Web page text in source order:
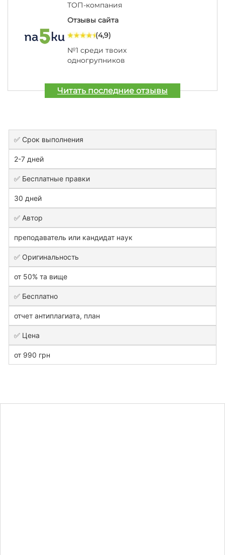
ТОП-компания
Отзывы сайта
(4,9)
№1 среди твоих
одногрупников
Читать последние отзывы
✅ Срок выполнения
2-7 дней
✅ Бесплатные правки
30 дней
✅ Автор
преподаватель или кандидат наук
✅ Оригинальность
от 50% та вище
✅ Бесплатно
отчет антиплагиата, план
✅ Цена
от 990 грн